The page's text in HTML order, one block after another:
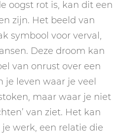
oogst rot is, kan dit een
zijn. Het beeld van
symbool voor verval,
Deze droom kan
van onrust over een
je leven waar je veel
maar waar je niet
van ziet. Het kan
werk, een relatie die